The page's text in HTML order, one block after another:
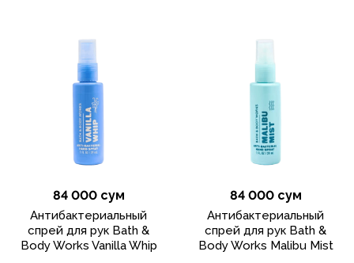
84 000 сум
Антибактериальный
спрей для рук Bath &
Body Works Vanilla Whip
84 000 сум
Антибактериальный
спрей для рук Bath &
Body Works Malibu Mist